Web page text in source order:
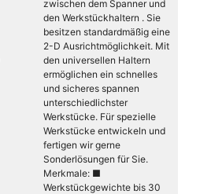
zwischen dem Spanner und
den Werkstückhaltern . Sie
besitzen standardmäßig eine
2-D Ausrichtmöglichkeit. Mit
den universellen Haltern
ermöglichen ein schnelles
und sicheres spannen
unterschiedlichster
Werkstücke. Für spezielle
Werkstücke entwickeln und
fertigen wir gerne
Sonderlösungen für Sie.
Merkmale: ■
Werkstückgewichte bis 30